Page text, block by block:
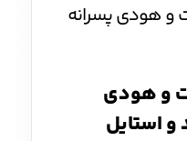
و هودی پسرانه
و هودی
و استایل